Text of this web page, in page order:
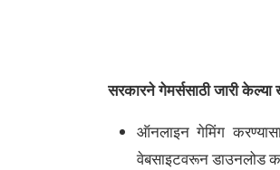
सरकारने गेमर्ससाठी जारी केल्या
ऑनलाइन गेमिंग
वेबसाइटवरून डाउनलोड